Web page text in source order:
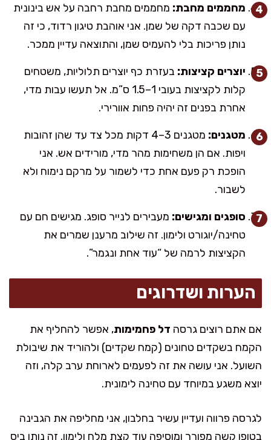
מחממים מחבת: מחממים מחבת רחבה על אש בינונית
עם שכבה דקה של שמן. אני אוהבת טיגון רדוד, כי זה
נותן פריכות בלי להעמיס שמן, והתוצאה עדיין ממכר.
יוצרים קציצות: בעזרת כף יוצרים תלוליות, משטחים
קלות לקציצות בעובי 1–1.5 ס”מ. אל תעשו עבות מדי,
אחרת בפנים זה יהיה פחות אוורירי.
מטגנים:
מטגנים 3–4 דקות מכל צד עד שהן זהובות
ויפות. אם הן משחימות מהר מדי, מורידים אש. אני
הופכת רק פעם אחת כדי לשמור על מרקם נימוח ולא
לשבור.
סופגים ומגישים: מעבירים לנייר סופג. מגישים חם עם
טחינה/יוגורט ולימון. זה שילוב מרענן שמרים את
הקציצות לרמה של “עוד אחת ונגמר”.
הערות ושדרוגים
אם אתם רוצים גרסה דל פחמימות, אפשר להחליף את
הקמח בשקדים טחונים (קמח שקדים) ולהוריד את שיבולת
השועל. אני עושה את זה לפעמים לארוחת ערב קלה, וזה
יוצא משגע במיוחד עם טחינה לימונית.
לגרסה פרווה ועדיין עשיר בחלבון, אני מחליפה את הגבינה
בטופו קשה מפורר ומוסיפה עוד קצת מלח ולימון. זה נותן ביס